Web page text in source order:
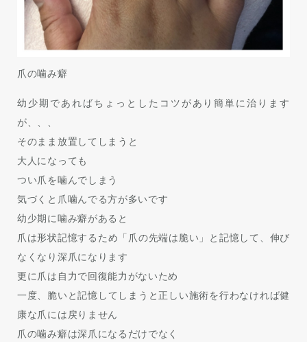
爪の噛み癖
幼少期であればちょっとしたコツがあり簡単に治ります
が、、、
そのまま放置してしまうと
大人になっても
つい爪を噛んでしまう
気づくと爪噛んでる方が多いです
幼少期に噛み癖があると
爪は形状記憶するため「爪の先端は脆い」と記憶して、伸び
なくなり深爪になります
更に爪は自力で回復能力がないため
一度、脆いと記憶してしまうと正しい施術を行わなければ健
康な爪には戻りません
爪の噛み癖は深爪になるだけでなく